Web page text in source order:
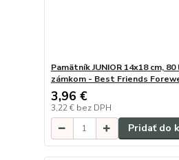
Pamätník JUNIOR 14x18 cm,
zámkom - Best Friends
3,96 €
3,22 € bez DPH
Pridať do